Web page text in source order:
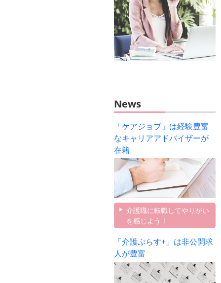
News
「ケアジョブ」は経験豊富
なキャリアアドバイザーが
在籍
介護職に転職してやりがい
を感じよう！
「介護ぷらす+」は非公開求
人が豊富